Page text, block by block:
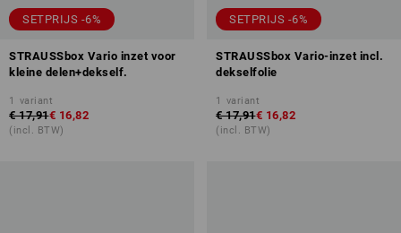
SETPRIJS -6%
STRAUSSbox Vario inzet voor
kleine delen+dekself.
1 variant
€ 17,91€ 16,82
(incl. BTW)
SETPRIJS -6%
STRAUSSbox Vario-inzet incl.
dekselfolie
1 variant
€ 17,91€ 16,82
(incl. BTW)